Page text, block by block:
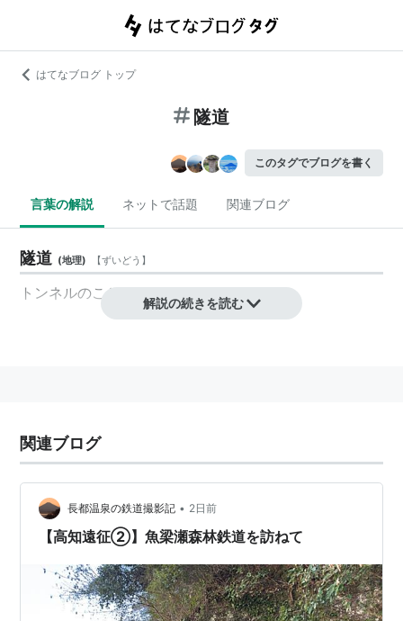
はてなブログ トップ
隧道
このタグでブログを書く
言葉の解説 ネットで話題 関連ブログ
隧道 (地理) 【ずいどう 】
トンネルのこと。
解説の続きを読む
関連ブログ
長都温泉の鉄道撮影記 • 2日前
【高知遠征②】魚梁瀬森林鉄道を訪ねて